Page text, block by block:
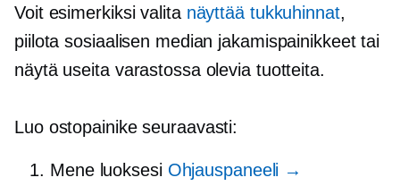
Voit esimerkiksi valita näyttää tukkuhinnat,
piilota sosiaalisen median jakamispainikkeet tai
näytä useita varastossa olevia tuotteita.
Luo ostopainike seuraavasti:
Mene luoksesi Ohjauspaneeli →